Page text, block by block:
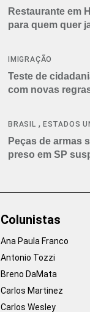
Restaurante em
para quem quer
IMIGRAÇÃO
Teste de
com novas
BRASIL , ESTADOS
Peças de armas
preso em SP
Colunistas
Ana Paula Franco
Antonio Tozzi
Breno DaMata
Carlos Martinez
Carlos Wesley